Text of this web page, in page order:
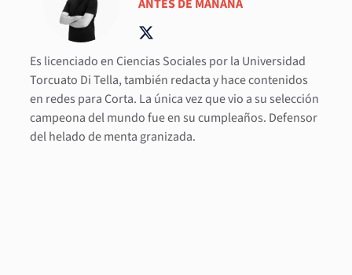
ANTES DE MAÑANA
Es licenciado en Ciencias Sociales por la Universidad
Torcuato Di Tella, también redacta y hace contenidos
en redes para Corta. La única vez que vio a su selección
campeona del mundo fue en su cumpleaños. Defensor
del helado de menta granizada.